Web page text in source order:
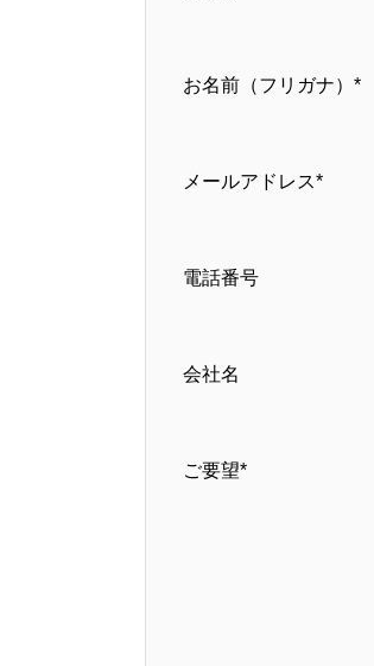
お名前（フリガナ）*
メールアドレス*
電話番号
会社名
ご要望*